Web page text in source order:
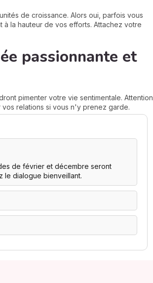
de croissance. Alors oui, parfois vous
la hauteur de vos efforts. Attachez votre
passionnante et
pimenter votre vie sentimentale. Attention
relations si vous n'y prenez garde.
de février et décembre seront
le dialogue bienveillant.